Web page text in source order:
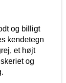
og billigt
kendetegn
et højt
og